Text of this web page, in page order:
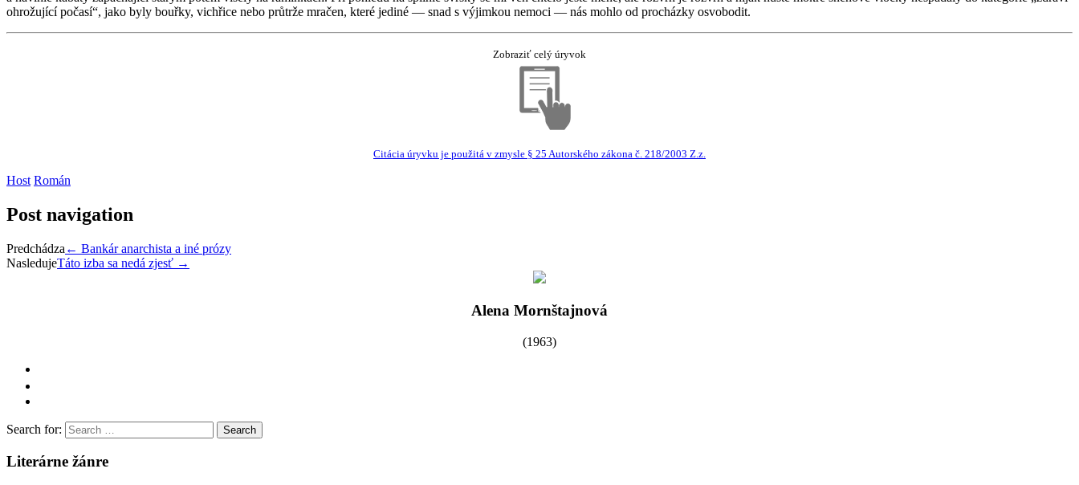
ohrožující počasí“, jako byly bouřky, vichřice nebo průtrže mračen, které jediné — snad s výjimkou nemoci — nás mohlo od procházky osvobodit.
Zobraziť celý úryvok
Citácia úryvku je použitá v zmysle § 25 Autorského zákona č. 218/2003 Z.z.
Host Román
Post navigation
Predchádza ← Bankár anarchista a iné prózy
NasledujeTáto izba sa nedá zjesť →
Alena Mornštajnová
(1963)
Search for:
Literárne žánre